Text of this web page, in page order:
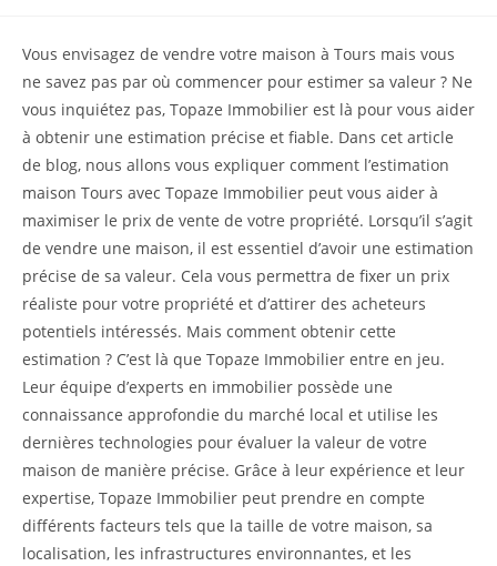
publication :
Vous envisagez de vendre votre maison à Tours mais vous
ne savez pas par où commencer pour estimer sa valeur ? Ne
vous inquiétez pas, Topaze Immobilier est là pour vous aider
à obtenir une estimation précise et fiable. Dans cet article
de blog, nous allons vous expliquer comment l’estimation
maison Tours avec Topaze Immobilier peut vous aider à
maximiser le prix de vente de votre propriété. Lorsqu’il s’agit
de vendre une maison, il est essentiel d’avoir une estimation
précise de sa valeur. Cela vous permettra de fixer un prix
réaliste pour votre propriété et d’attirer des acheteurs
potentiels intéressés. Mais comment obtenir cette
estimation ? C’est là que Topaze Immobilier entre en jeu.
Leur équipe d’experts en immobilier possède une
connaissance approfondie du marché local et utilise les
dernières technologies pour évaluer la valeur de votre
maison de manière précise. Grâce à leur expérience et leur
expertise, Topaze Immobilier peut prendre en compte
différents facteurs tels que la taille de votre maison, sa
localisation, les infrastructures environnantes, et les